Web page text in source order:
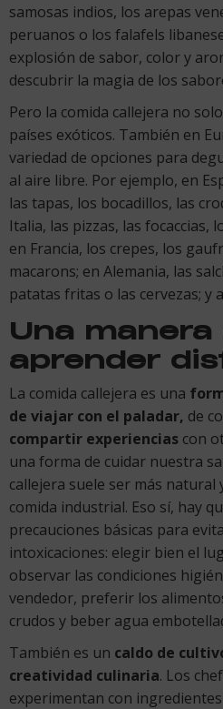
samosas indios, los arepas
peruanos o los falafels
explosión de sabor, color y
descubrir la magia de los
Pero la comida callejera no
países exóticos. También en
variedad de opciones para
al aire libre. Por ejemplo, en
las tapas, los bocadillos, las
Italia, las pizzas, las focaccias,
en Francia, los crepes, los
macarons; en Alemania, las
patatas fritas o las cervezas; y
Una manera
aprender
La comida callejera es una
de viajar con el paladar, de
compartir experiencias con
una forma de cuidar nuestra
callejera suele ser más natural
comida industrial. Eso sí, hay
precauciones básicas para
intoxicaciones: elegir bien el
observar las condiciones
vendedor, preferir los
crudos y beber agua
También es un caldo de
creatividad culinaria. Los
experimentan con